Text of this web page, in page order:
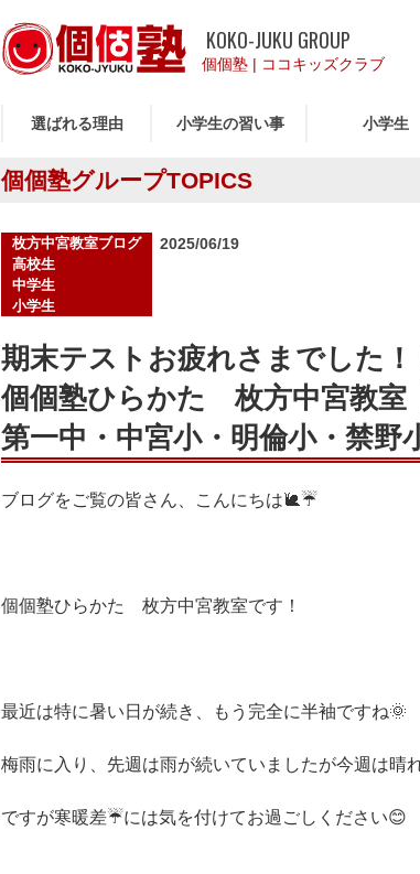
KOKO-JUKU GROUP
個個塾 | ココキッズクラブ
選ばれる理由 小学生の習い事 小学生
個個塾グループTOPICS
投
2025/06/19
枚方中宮教室ブログ
高校生
中学生
小学生
期末テストお疲れさまでした！
個個塾ひらかた 枚方中宮教室
第一中・中宮小・明倫小・禁野
ブログをご覧の皆さん、こんにちは🐌☔
個個塾ひらかた 枚方中宮教室です！
最近は特に暑い日が続き、もう完全に半袖ですね🌞
梅雨に入り、先週は雨が続いていましたが今週は晴
ですが寒暖差☔には気を付けてお過ごしください😊